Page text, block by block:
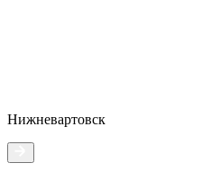
Нижневартовск